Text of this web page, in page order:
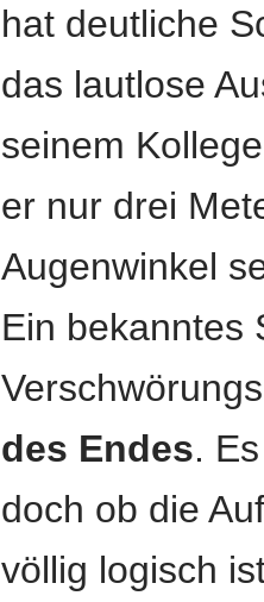
hat deutliche
das lautlose
seinem
er nur drei
Augenwinkel
Ein bekanntes
des Endes.
doch ob die
völlig logisch